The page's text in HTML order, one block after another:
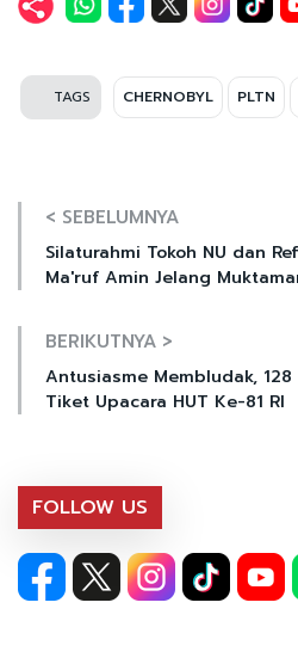
TAGS CHERNOBYL PLTN
< SEBELUMNYA
Silaturahmi Tokoh NU dan
Ma'ruf Amin Jelang
BERIKUTNYA >
Antusiasme Membludak,
Tiket Upacara HUT Ke-81 RI
FOLLOW US